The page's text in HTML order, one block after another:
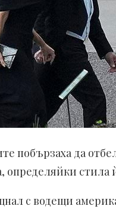
побързаха да
стила
с водещи